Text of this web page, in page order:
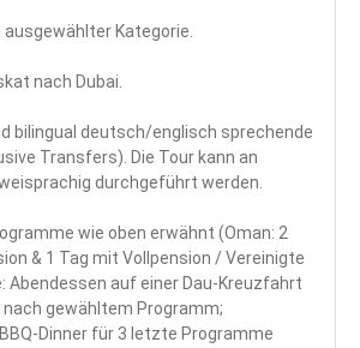
Kategorie.
nach Dubai.
bilingual deutsch/englisch sprechende
Transfers). Die Tour kann an
durchgeführt werden.
wie oben erwähnt (Oman: 2
& 1 Tag mit Vollpension / Vereinigte
Abendessen auf einer Dau-Kreuzfahrt
nach gewähltem Programm;
Dinner für 3 letzte Programme